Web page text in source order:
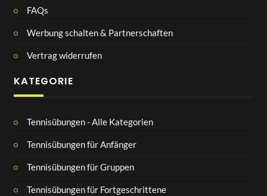
FAQs
Werbung schalten & Partnerschaften
Vertrag widerrufen
KATEGORIE
Tennisübungen - Alle Kategorien
Tennisübungen für Anfänger
Tennisübungen für Gruppen
Tennisübungen für Fortgeschrittene